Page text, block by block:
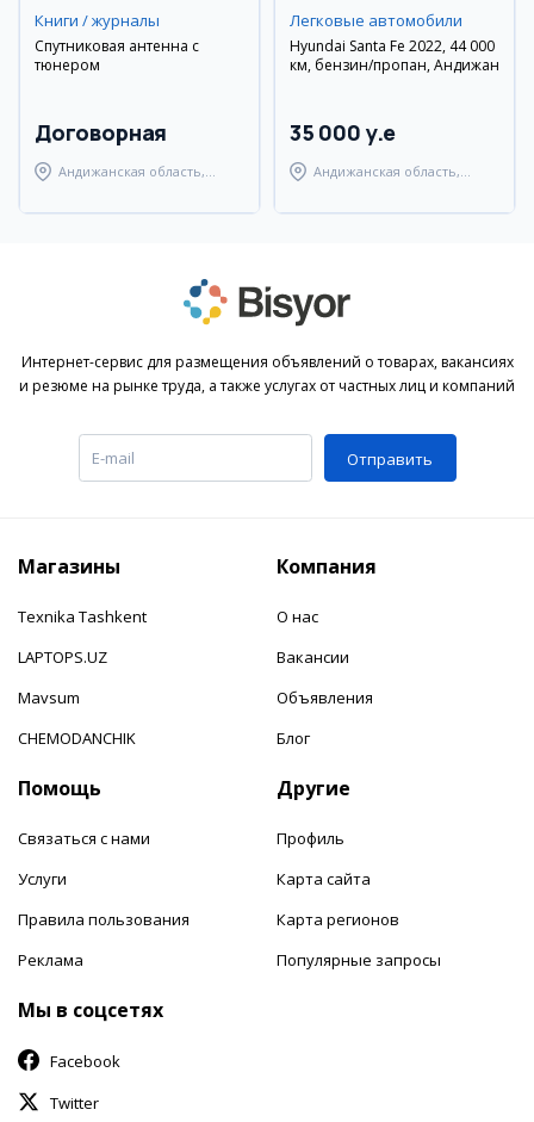
Книги / журналы
Спутниковая антенна с
тюнером
Договорная
Андижанская область,
Легковые автомобили
Hyundai Santa Fe 2022, 44 000
км, бензин/пропан, Андижан
35 000 y.e
Андижанская область,
Интернет-сервис для размещения объявлений о товарах, вакансиях
и резюме на рынке труда, а также услугах от частных лиц и компаний
Отправить
Магазины
Texnika Tashkent
LAPTOPS.UZ
Mavsum
CHEMODANCHIK
Компания
О нас
Вакансии
Объявления
Блог
Помощь
Связаться с нами
Услуги
Правила пользования
Реклама
Другие
Профиль
Карта сайта
Карта регионов
Популярные запросы
Мы в соцсетях
Facebook
Twitter